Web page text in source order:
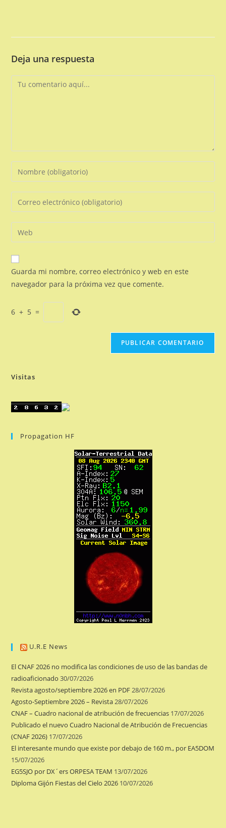
Deja una respuesta
Comentario
Introduce
tu
nombre
de
usuario
para
comentar
Introduce
tu
dirección
de
electrónico
para
comentar
Introduce
la
URL
de
(opcional)
Guarda mi nombre, correo electrónico y web en este
navegador para la próxima vez que comente.
6 + 5 =
Visitas
Propagation HF
U.R.E News
El CNAF 2026 no modifica las condiciones de uso de las bandas de
radioaficionado 30/07/2026
Revista agosto/septiembre 2026 en PDF 28/07/2026
Agosto-Septiembre 2026 – Revista 28/07/2026
CNAF – Cuadro nacional de atribución de frecuencias 17/07/2026
Publicado el nuevo Cuadro Nacional de Atribución de Frecuencias
(CNAF 2026) 17/07/2026
El interesante mundo que existe por debajo de 160 m., por EA5DOM
15/07/2026
EG5SJO por DX´ers ORPESA TEAM 13/07/2026
Diploma Gijón Fiestas del Cielo 2026 10/07/2026